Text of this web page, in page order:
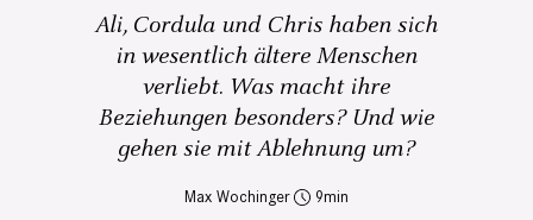
Ali, Cordula und Chris haben sich
in wesentlich ältere Menschen
verliebt. Was macht ihre
Beziehungen besonders? Und wie
gehen sie mit Ablehnung um?
Max Wochinger 9